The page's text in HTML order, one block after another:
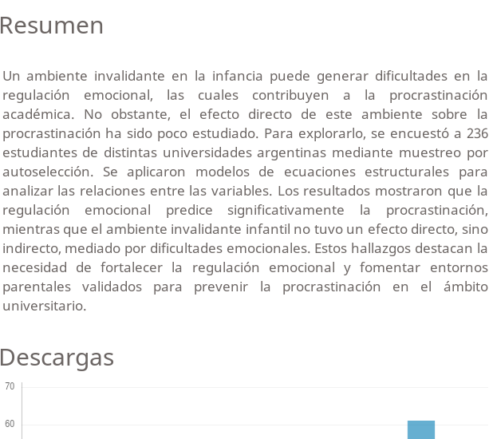
Resumen
Un ambiente invalidante en la infancia puede generar dificultades en la
regulación emocional, las cuales contribuyen a la procrastinación
académica. No obstante, el efecto directo de este ambiente sobre la
procrastinación ha sido poco estudiado. Para explorarlo, se encuestó a 236
estudiantes de distintas universidades argentinas mediante muestreo por
autoselección. Se aplicaron modelos de ecuaciones estructurales para
analizar las relaciones entre las variables. Los resultados mostraron que la
regulación emocional predice significativamente la procrastinación,
mientras que el ambiente invalidante infantil no tuvo un efecto directo, sino
indirecto, mediado por dificultades emocionales. Estos hallazgos destacan la
necesidad de fortalecer la regulación emocional y fomentar entornos
parentales validados para prevenir la procrastinación en el ámbito
universitario.
Descargas